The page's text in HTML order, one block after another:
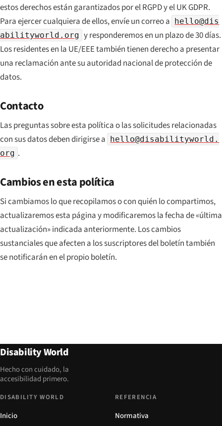
estos derechos están garantizados por el RGPD y el UK GDPR.
Para ejercer cualquiera de ellos, envíe un correo a hello@dis
abilityworld.org y responderemos en un plazo de 30 días.
Los residentes en la UE/EEE también tienen derecho a presentar
una reclamación ante su autoridad nacional de protección de
datos.
Contacto
Las preguntas sobre esta política o las solicitudes relacionadas
con sus datos deben dirigirse a hello@disabilityworld.
org .
Cambios en esta política
Si cambiamos lo que recopilamos o con quién lo compartimos,
actualizaremos esta página y modificaremos la fecha de «última
actualización» indicada anteriormente. Los cambios
sustanciales que afecten a los suscriptores del boletín también
se notificarán en el propio boletín.
Disability World
Hecho con cuidado, la
accesibilidad primero.
DISABILITY WORLD
Inicio
REFERENCIA
Normativa